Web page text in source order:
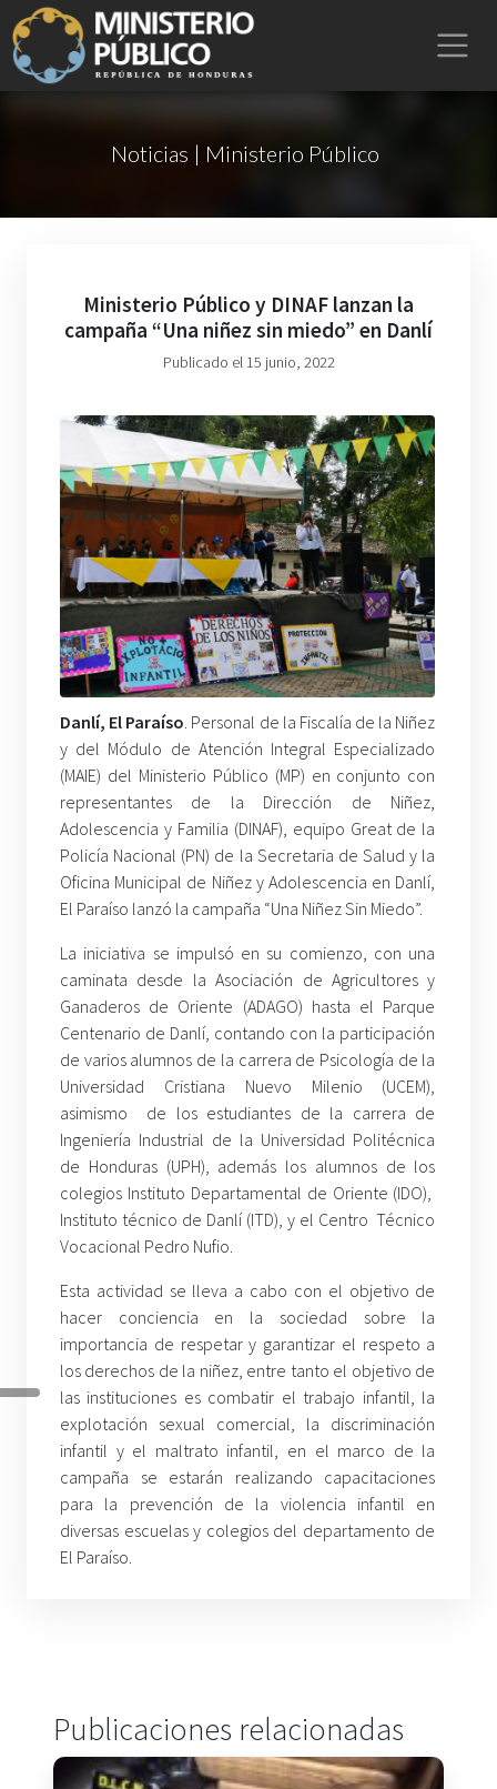
Noticias | Ministerio Público
Ministerio Público y DINAF lanzan la
campaña “Una niñez sin miedo” en Danlí
Publicado el 15 junio, 2022
Danlí, El Paraíso . Personal de la Fiscalía de la Niñez
y del Módulo de Atención Integral Especializado
(MAIE) del Ministerio Público (MP) en conjunto con
representantes de la Dirección de Niñez,
Adolescencia y Familia (DINAF), equipo Great de la
Policía Nacional (PN) de la Secretaria de Salud y la
Oficina Municipal de Niñez y Adolescencia en Danlí,
El Paraíso lanzó la campaña “Una Niñez Sin Miedo”.
La iniciativa se impulsó en su comienzo, con una
caminata desde la Asociación de Agricultores y
Ganaderos de Oriente (ADAGO) hasta el Parque
Centenario de Danlí, contando con la participación
de varios alumnos de la carrera de Psicología de la
Universidad Cristiana Nuevo Milenio (UCEM),
asimismo de los estudiantes de la carrera de
Ingeniería Industrial de la Universidad Politécnica
de Honduras (UPH), además los alumnos de los
colegios Instituto Departamental de Oriente (IDO),
Instituto técnico de Danlí (ITD), y el Centro Técnico
Vocacional Pedro Nufio.
Esta actividad se lleva a cabo con el objetivo de
hacer conciencia en la sociedad sobre la
importancia de respetar y garantizar el respeto a
los derechos de la niñez, entre tanto el objetivo de
las instituciones es combatir el trabajo infantil, la
explotación sexual comercial, la discriminación
infantil y el maltrato infantil, en el marco de la
campaña se estarán realizando capacitaciones
para la prevención de la violencia infantil en
diversas escuelas y colegios del departamento de
El Paraíso.
Publicaciones relacionadas